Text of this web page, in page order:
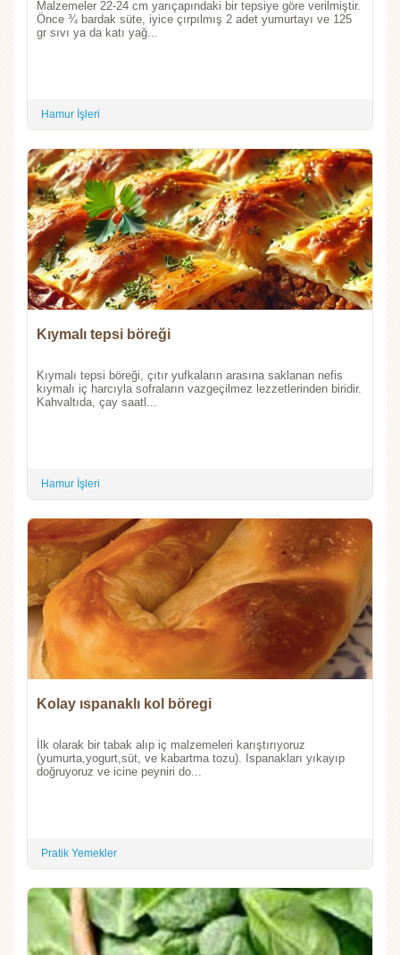
Malzemeler 22-24 cm yarıçapındaki bir tepsiye göre verilmiştir.
Önce ¾ bardak süte, iyice çırpılmış 2 adet yumurtayı ve 125
gr sıvı ya da katı yağ...
Hamur İşleri
Kıymalı tepsi böreği
Kıymalı tepsi böreği, çıtır yufkaların arasına saklanan nefis
kıymalı iç harcıyla sofraların vazgeçilmez lezzetlerinden biridir.
Kahvaltıda, çay saatl...
Hamur İşleri
Kolay ıspanaklı kol böregi
İlk olarak bir tabak alıp iç malzemeleri karıştırıyoruz
(yumurta,yogurt,süt, ve kabartma tozu). Ispanakları yıkayıp
doğruyoruz ve icine peyniri do...
Pratik Yemekler